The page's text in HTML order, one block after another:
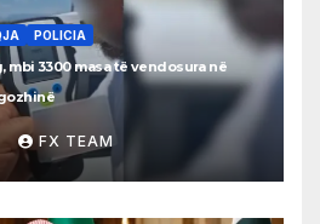
POLICIA
3300 masa të vendosura në
FX TEAM